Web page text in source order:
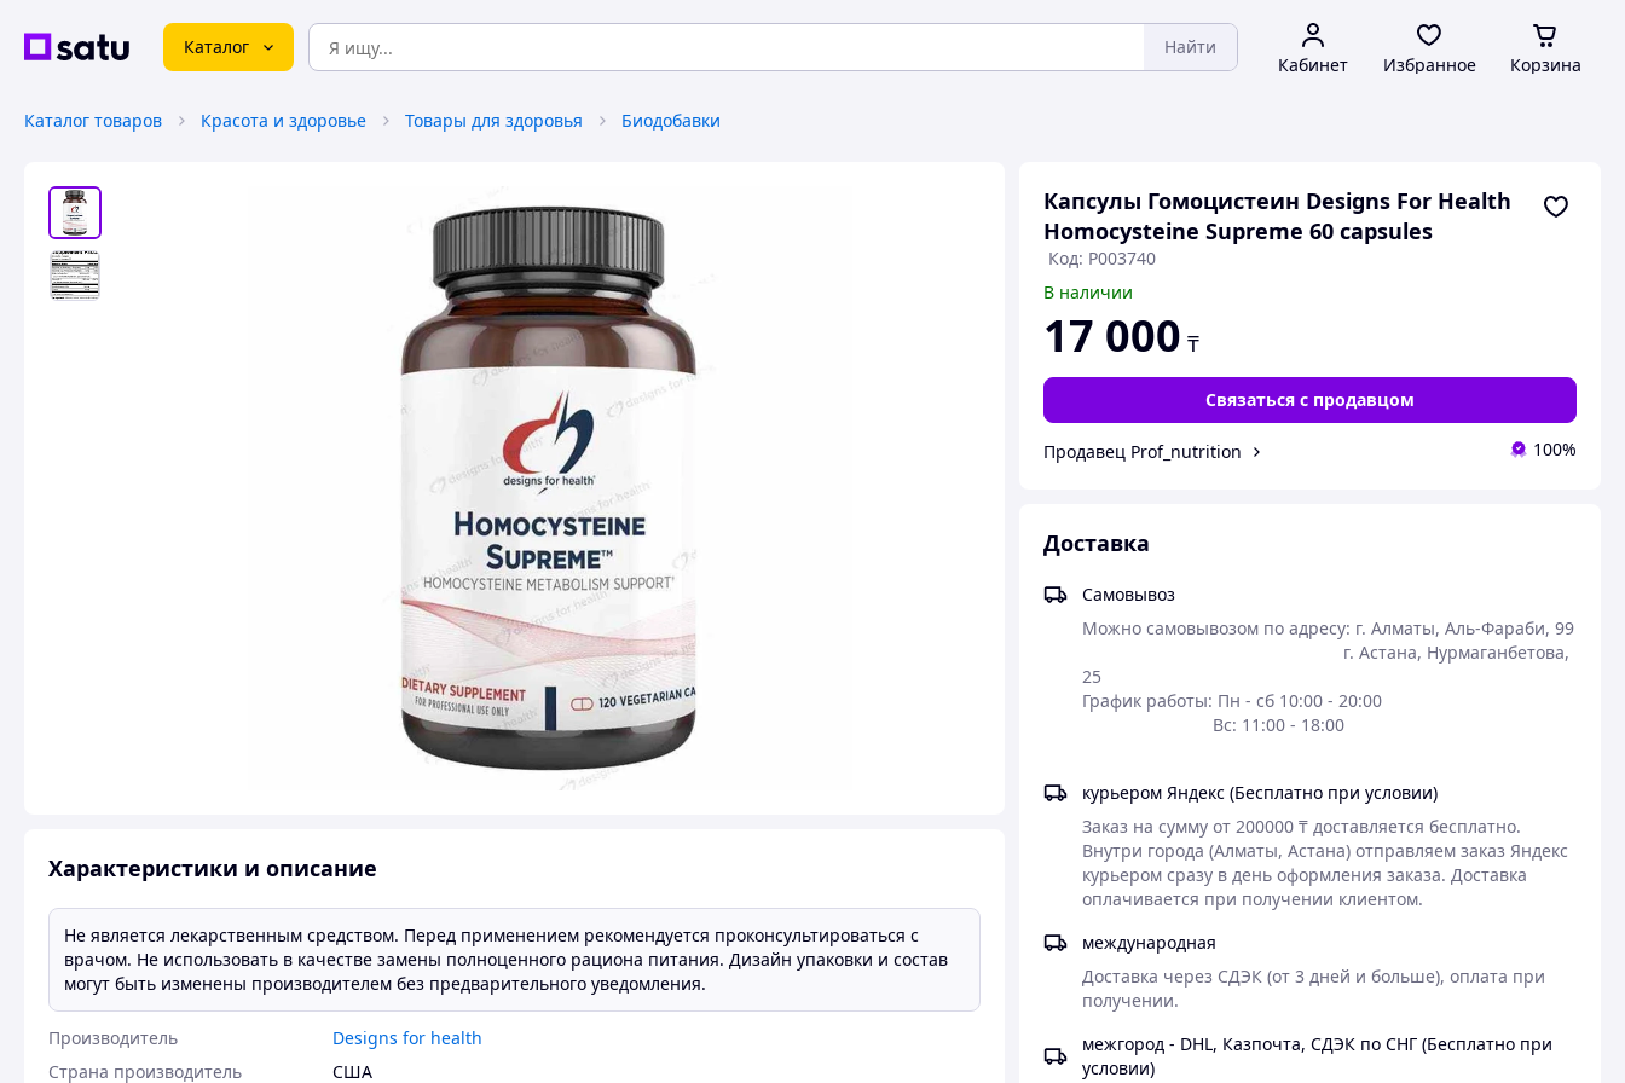
Каталог Найти
Кабинет Избранное Корзина
Каталог товаров Красота и здоровье Товары для здоровья Биодобавки
Капсулы Гомоцистеин Designs For Health
Homocysteine Supreme 60 capsules
Код: P003740
В наличии
17 000 ₸
Связаться с продавцом
Продавец Prof_nutrition 100%
Доставка
Самовывоз
Можно самовывозом по адресу: г. Алматы, Аль-Фараби, 99
                                                      г. Астана, Нурмаганбетова,
25
График работы: Пн - сб 10:00 - 20:00
                           Вс: 11:00 - 18:00
курьером Яндекс (Бесплатно при условии)
Заказ на сумму от 200000 ₸ доставляется бесплатно.
Внутри города (Алматы, Астана) отправляем заказ Яндекс
курьером сразу в день оформления заказа. Доставка
оплачивается при получении клиентом.
международная
Доставка через СДЭК (от 3 дней и больше), оплата при
получении.
межгород - DHL, Казпочта, СДЭК по СНГ (Бесплатно при
условии)
Характеристики и описание
Не является лекарственным средством. Перед применением рекомендуется проконсультироваться с
врачом. Не использовать в качестве замены полноценного рациона питания. Дизайн упаковки и состав
могут быть изменены производителем без предварительного уведомления.
Производитель
Designs for health
Страна производитель
США